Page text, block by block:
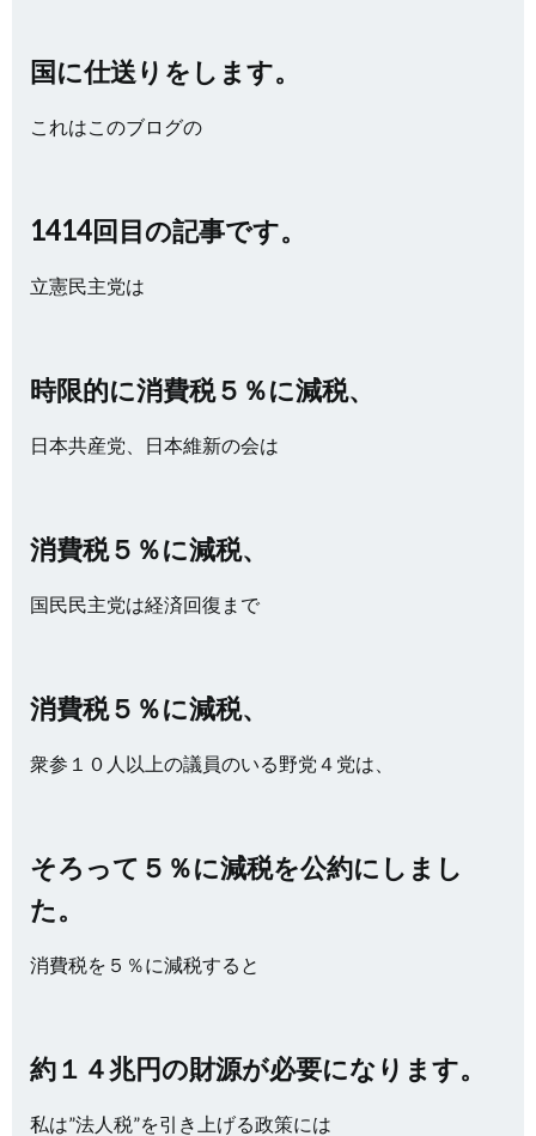
国に仕送りをします。
これはこのブログの
1414回目の記事です。
立憲民主党は
時限的に消費税５％に減税、
日本共産党、日本維新の会は
消費税５％に減税、
国民民主党は経済回復まで
消費税５％に減税、
衆参１０人以上の議員のいる野党４党は、
そろって５％に減税を公約にしまし
た。
消費税を５％に減税すると
約１４兆円の財源が必要になります。
私は”法人税”を引き上げる政策には